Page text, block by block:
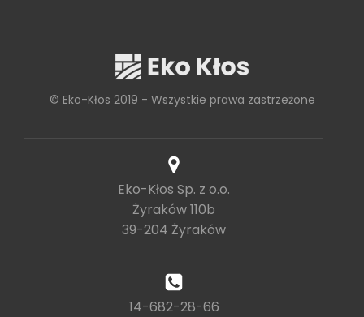
© Eko-Kłos 2019 - Wszystkie prawa zastrzeżone
Eko-Kłos Sp. z o.o.
Żyraków 110b
39-204 Żyraków
14-682-28-66